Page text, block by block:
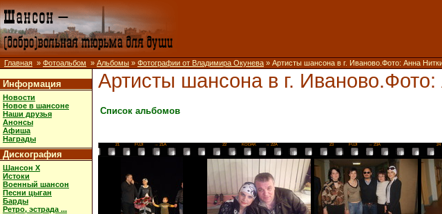
Главная » Фотоальбом » Альбомы » Фотографии от Владимира Окунева » Артисты шансона в г. Иваново.Фото: Анна
Информация
Новости
Новое в шансоне
Наши друзья
Анонсы
Афиша
Награды
Дискография
Шансон X
Истоки
Военный шансон
Песни цыган
Барды
Ретро, эстрада ...
Артисты шансона в г.
Список альбомов
21 FUJI → 21A 22 KODAK → 22A 23 FUJI → 23A 24